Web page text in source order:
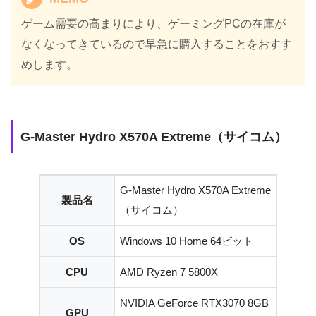
ゲーム需要の高まりにより、ゲーミングPCの在庫が
なくなってきているので早急に購入することをおすす
めします。
G-Master Hydro X570A Extreme（サイコム）
製品名
G-Master Hydro X570A Extreme
（サイコム）
OS Windows 10 Home 64ビット
CPU AMD Ryzen 7 5800X
GPU
NVIDIA GeForce RTX3070 8GB